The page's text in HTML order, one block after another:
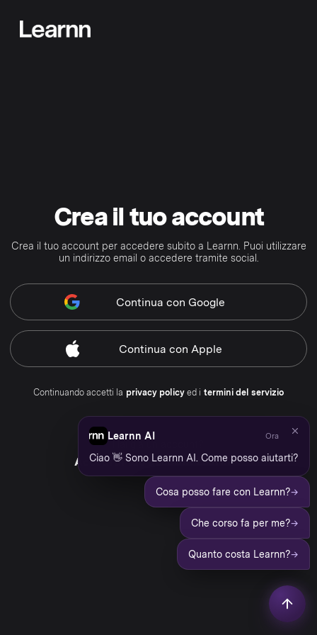
Crea il tuo account
Crea il tuo account per accedere subito a Learnn. Puoi utilizzare
un indirizzo email o accedere tramite social.
Continua con Google
Continua con Apple
Continuando accetti la privacy policy ed i termini del servizio
Accedi al tuo account Learnn
Learnn AI Ora
Ciao 👋 Sono Learnn AI. Come posso aiutarti?
Cosa posso fare con Learnn?→
Che corso fa per me?→
Quanto costa Learnn?→